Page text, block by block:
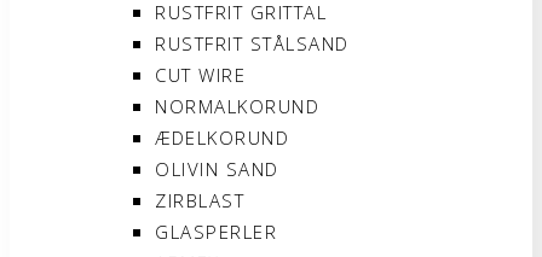
RUSTFRIT GRITTAL
RUSTFRIT STÅLSAND
CUT WIRE
NORMALKORUND
ÆDELKORUND
OLIVIN SAND
ZIRBLAST
GLASPERLER